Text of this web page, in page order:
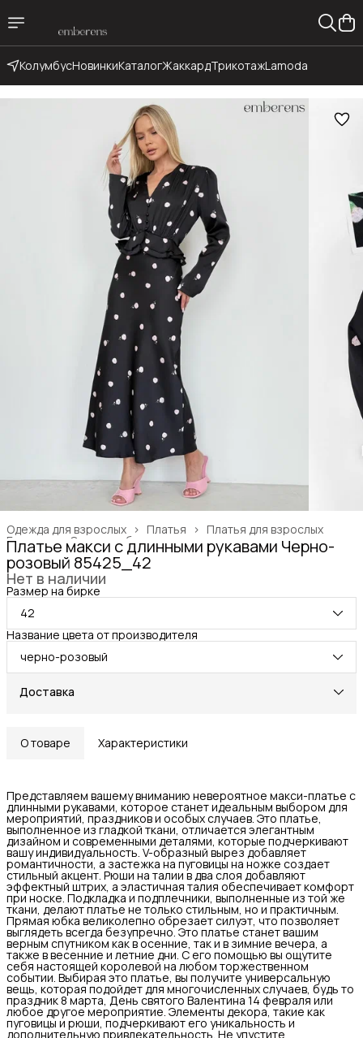
КолумбусНовинкиКаталогЖаккардТрикотажLamoda
Платья для взрослых
Платья ›
Одежда для взрослых ›
Одежда, обувь и аксессуары ›
Главная ›
Платье макси с длинными рукавами Черно-
розовый 85425_42
Нет в наличии
Размер на бирке
42
Название цвета от производителя
черно-розовый
Доставка
О товаре Характеристики
Представляем вашему вниманию невероятное макси-платье с
длинными рукавами, которое станет идеальным выбором для
мероприятий, праздников и особых случаев. Это платье,
выполненное из гладкой ткани, отличается элегантным
дизайном и современными деталями, которые подчеркивают
вашу индивидуальность. V-образный вырез добавляет
романтичности, а застежка на пуговицы на ножке создает
стильный акцент. Рюши на талии в два слоя добавляют
эффектный штрих, а эластичная талия обеспечивает комфорт
при носке. Подкладка и подплечники, выполненные из той же
ткани, делают платье не только стильным, но и практичным.
Прямая юбка великолепно обрезает силуэт, что позволяет
выглядеть всегда безупречно. Это платье станет вашим
верным спутником как в осенние, так и в зимние вечера, а
также в весенние и летние дни. С его помощью вы ощутите
себя настоящей королевой на любом торжественном
событии. Выбирая это платье, вы получите универсальную
вещь, которая подойдет для многочисленных случаев, будь то
праздник 8 марта, День святого Валентина 14 февраля или
любое другое мероприятие. Элементы декора, такие как
пуговицы и рюши, подчеркивают его уникальность и
дополнительную привлекательность. Не упустите